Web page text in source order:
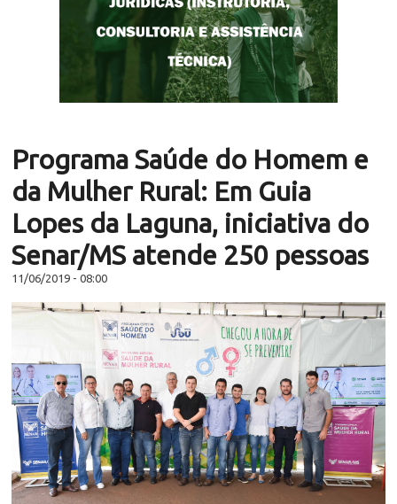
Programa Saúde do Homem e
da Mulher Rural: Em Guia
Lopes da Laguna, iniciativa do
Senar/MS atende 250 pessoas
11/06/2019 - 08:00